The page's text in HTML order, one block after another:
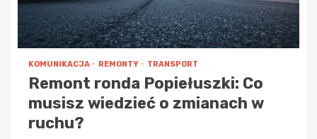
KOMUNIKACJA REMONTY TRANSPORT
Remont ronda Popiełuszki: Co
musisz wiedzieć o zmianach w
ruchu?